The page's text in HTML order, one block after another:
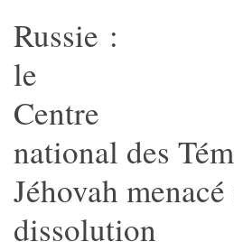
Russie :
le
Centre
national des
Jéhovah menacé
dissolution